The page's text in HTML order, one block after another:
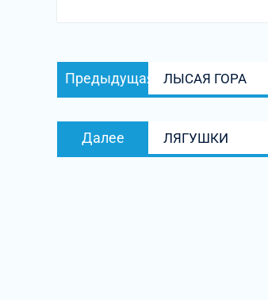
Навигация
по
Предыдущая
запись:
ЛЫСАЯ ГОРА
Далее
запись:
ЛЯГУШКИ